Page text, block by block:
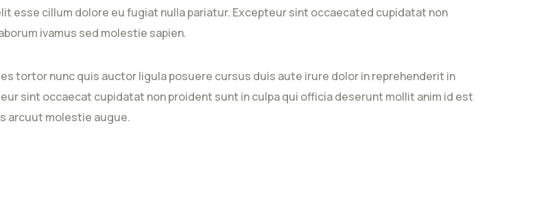
esse cillum dolore eu fugiat nulla pariatur. Excepteur sint occaecated cupidatat non
ivamus sed molestie sapien.
tortor nunc quis auctor ligula posuere cursus duis aute irure dolor in reprehenderit in
sint occaecat cupidatat non proident sunt in culpa qui officia deserunt mollit anim id est
arcuut molestie augue.